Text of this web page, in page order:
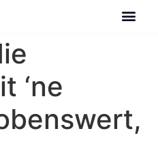
‘ne